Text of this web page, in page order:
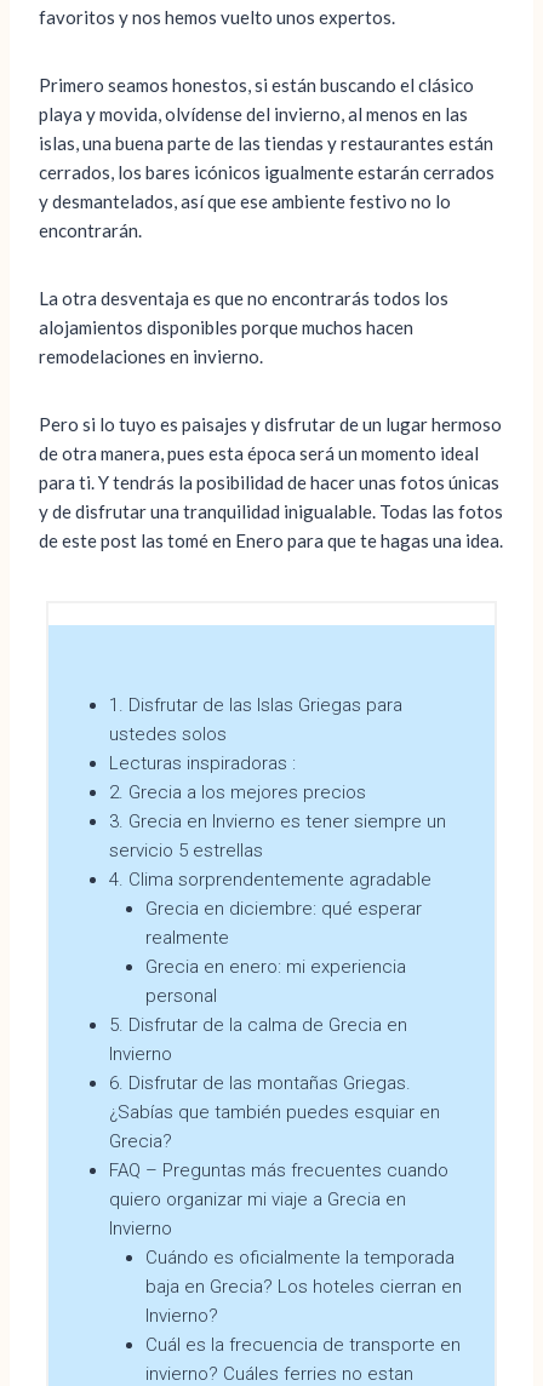
favoritos y nos hemos vuelto unos expertos.
Primero seamos honestos, si están buscando el clásico
playa y movida, olvídense del invierno, al menos en las
islas, una buena parte de las tiendas y restaurantes están
cerrados, los bares icónicos igualmente estarán cerrados
y desmantelados, así que ese ambiente festivo no lo
encontrarán.
La otra desventaja es que no encontrarás todos los
alojamientos disponibles porque muchos hacen
remodelaciones en invierno.
Pero si lo tuyo es paisajes y disfrutar de un lugar hermoso
de otra manera, pues esta época será un momento ideal
para ti. Y tendrás la posibilidad de hacer unas fotos únicas
y de disfrutar una tranquilidad inigualable. Todas las fotos
de este post las tomé en Enero para que te hagas una idea.
1. Disfrutar de las Islas Griegas para
ustedes solos
Lecturas inspiradoras :
2. Grecia a los mejores precios
3. Grecia en Invierno es tener siempre un
servicio 5 estrellas
4. Clima sorprendentemente agradable
Grecia en diciembre: qué esperar
realmente
Grecia en enero: mi experiencia
personal
5. Disfrutar de la calma de Grecia en
Invierno
6. Disfrutar de las montañas Griegas.
¿Sabías que también puedes esquiar en
Grecia?
FAQ – Preguntas más frecuentes cuando
quiero organizar mi viaje a Grecia en
Invierno
Cuándo es oficialmente la temporada
baja en Grecia? Los hoteles cierran en
Invierno?
Cuál es la frecuencia de transporte en
invierno? Cuáles ferries no estan